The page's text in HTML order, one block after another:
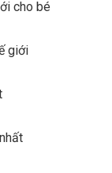
cho bé
giới